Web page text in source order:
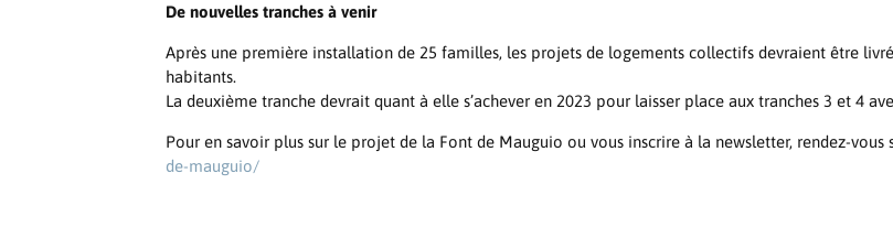
De nouvelles tranches à venir
Après une première installation de 25 familles, les projets de logements collectifs devraient être
habitants.
La deuxième tranche devrait quant à elle s’achever en 2023 pour laisser place aux tranches 3 et 4
Pour en savoir plus sur le projet de la Font de Mauguio ou vous inscrire à la newsletter, rendez-vous
de-mauguio/